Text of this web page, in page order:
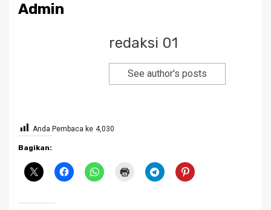
Admin
redaksi 01
See author's posts
Anda Pembaca ke 4,030
Bagikan: